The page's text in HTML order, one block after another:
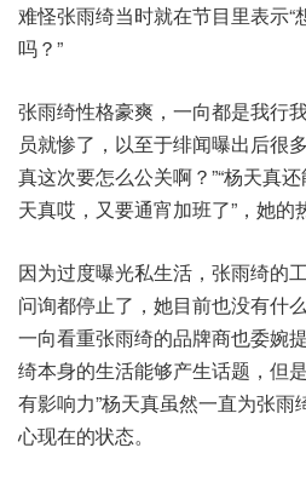
难怪张雨绮当时就在节目里表示
吗？”
张雨绮性格豪爽，一向都是我行
员就惨了，以至于绯闻曝出后很
真这次要怎么公关啊？”“杨天真
天真哎，又要通宵加班了”，她的
因为过度曝光私生活，张雨绮的
问询都停止了，她目前也没有什
一向看重张雨绮的品牌商也委婉
绮本身的生活能够产生话题，但
有影响力”杨天真虽然一直为张雨
心现在的状态。